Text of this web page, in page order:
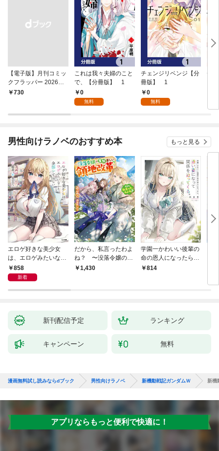
【電子版】月刊コミッ
クフラッパー 2026年9
月号
￥730
これは我々夫婦のこと
で、【分冊版】 1
0
無料
チェンジリベンジ【分
冊版】 1
0
無料
チ
男性向けラノベのおすすめ本 もっと見る
エロゲ好きな美少女
は、エロゲみたいなこ
と全部シてほしい【電
子ＳＳ特典付き】
858
新着
だから、私言ったわよ
ね？ 〜没落令嬢の案
外楽しい領地改革〜
1,430
学園一かわいい後輩の
命の恩人になったら、
通い妻になって関係を
814
新刊配信予定 ランキング
キャンペーン 無料
漫画無料試し読みならdブック 男性向けラノベ 新機動戦記ガンダムＷ 新機
アプリならもっと便利で快適に！